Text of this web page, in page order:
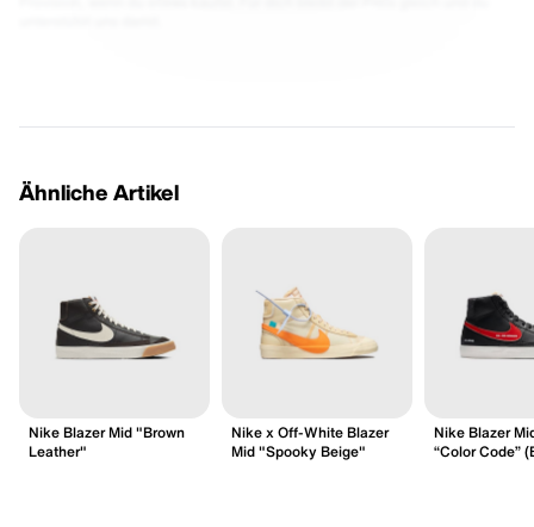
Ähnliche Artikel
Nike Blazer Mid "Brown
Leather"
Nike x Off-White Blazer
Mid "Spooky Beige"
Nike Blazer
“Color Code”